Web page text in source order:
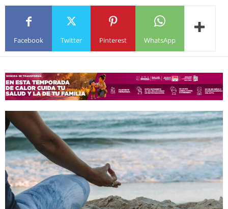
Facebook Twitter Pinterest WhatsApp